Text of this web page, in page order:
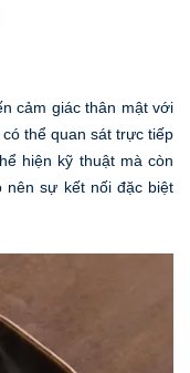
cảm giác thân mật với
thể quan sát trực tiếp
hiện kỹ thuật mà còn
nên sự kết nối đặc biệt